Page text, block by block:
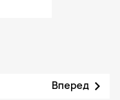
Вперед 